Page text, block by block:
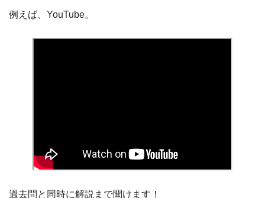
例えば、YouTube。
過去問と同時に解説まで聞けます！